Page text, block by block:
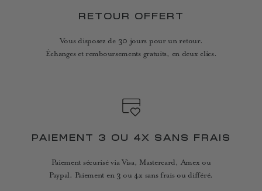
RETOUR OFFERT
Vous disposez de 30 jours pour un retour.
Échanges et remboursements gratuits, en deux clics.
PAIEMENT 3 OU 4X SANS FRAIS
Paiement sécurisé via Visa, Mastercard, Amex ou
Paypal. Paiement en 3 ou 4x sans frais ou différé.